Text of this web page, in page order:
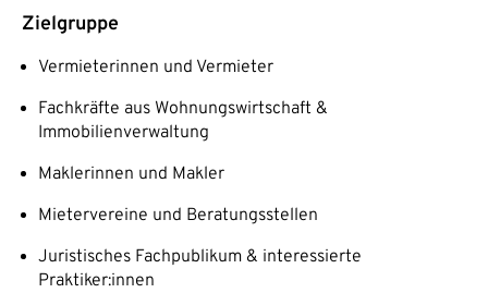
Zielgruppe
Vermieterinnen und Vermieter
Fachkräfte aus Wohnungswirtschaft &
Immobilienverwaltung
Maklerinnen und Makler
Mietervereine und Beratungsstellen
Juristisches Fachpublikum & interessierte
Praktiker:innen